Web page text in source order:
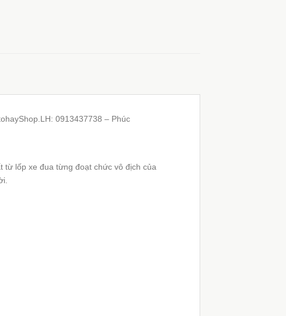
0913437738 – Phúc
từ ​​lốp xe đua từng đoạt chức vô địch của